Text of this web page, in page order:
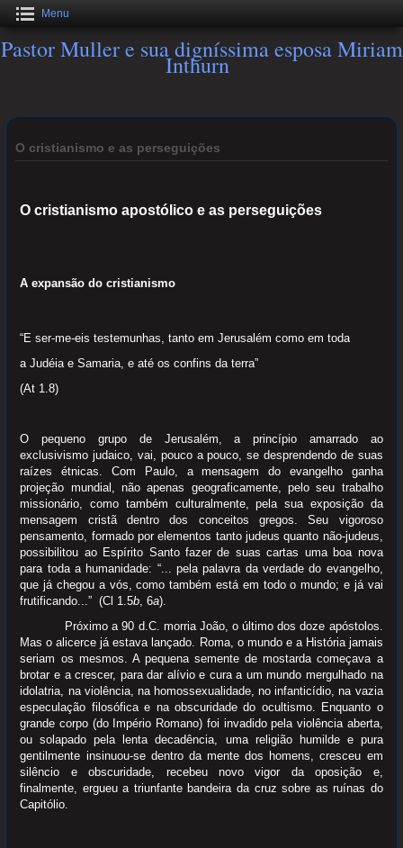
Menu
Pastor Muller e sua digníssima esposa Miriam
Inthurn
O cristianismo e as perseguições
O cristianismo apostólico e as perseguições
A expansão do cristianismo
“E ser-me-eis testemunhas, tanto em Jerusalém como em toda
a Judéia e Samaria, e até os confins da terra”
(At 1.8)
O pequeno grupo de Jerusalém, a princípio amarrado ao
exclusivismo judaico, vai, pouco a pouco, se desprendendo de suas
raízes étnicas. Com Paulo, a mensagem do evangelho ganha
projeção mundial, não apenas geograficamente, pelo seu trabalho
missionário, como também culturalmente, pela sua exposição da
mensagem cristã dentro dos conceitos gregos. Seu vigoroso
pensamento, formado por elementos tanto judeus quanto não-judeus,
possibilitou ao Espírito Santo fazer de suas cartas uma boa nova
para toda a humanidade: “... pela palavra da verdade do evangelho,
que já chegou a vós, como também está em todo o mundo; e já vai
frutificando...” (Cl 1.5b , 6a).
Próximo a 90 d.C. morria João, o último dos doze apóstolos.
Mas o alicerce já estava lançado. Roma, o mundo e a História jamais
seriam os mesmos. A pequena semente de mostarda começava a
brotar e a crescer, para dar alívio e cura a um mundo mergulhado na
idolatria, na violência, na homossexualidade, no infanticídio, na vazia
especulação filosófica e na obscuridade do ocultismo. Enquanto o
grande corpo (do Império Romano) foi invadido pela violência aberta,
ou solapado pela lenta decadência, uma religião humilde e pura
gentilmente insinuou-se dentro da mente dos homens, cresceu em
silêncio e obscuridade, recebeu novo vigor da oposição e,
finalmente, ergueu a triunfante bandeira da cruz sobre as ruínas do
Capitólio.